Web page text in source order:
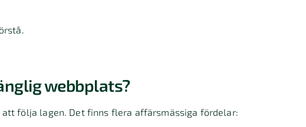
webbplats?
följa lagen. Det finns flera affärsmässiga fördelar: